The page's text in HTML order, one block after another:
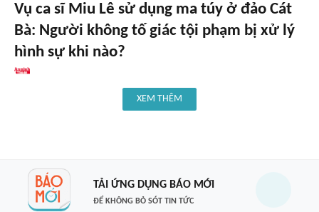
Vụ ca sĩ Miu Lê sử dụng ma túy ở đảo Cát
Bà: Người không tố giác tội phạm bị xử lý
hình sự khi nào?
XEM THÊM
TẢI ỨNG DỤNG BÁO MỚI
ĐỂ KHÔNG BỎ SÓT TIN TỨC